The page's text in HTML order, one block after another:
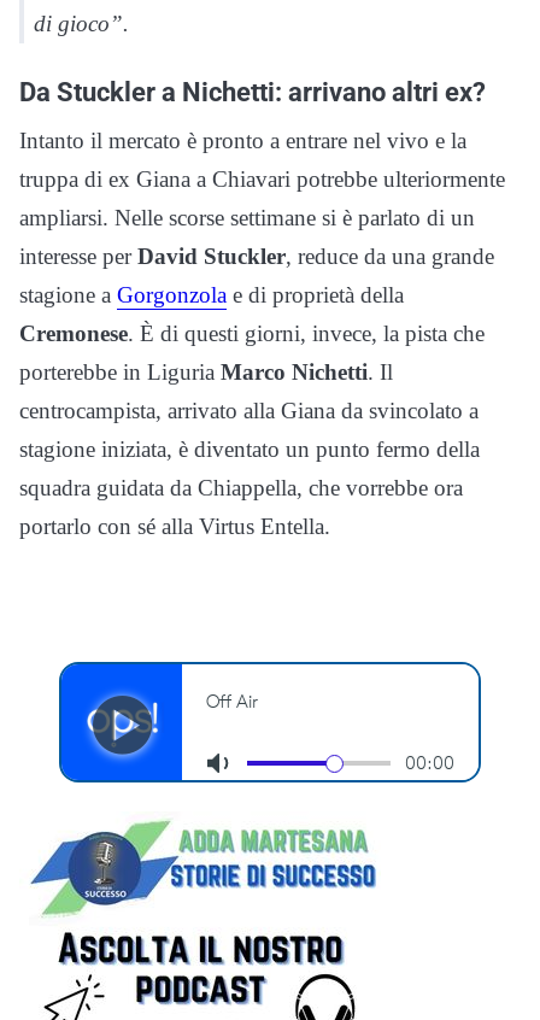
di gioco”.
Da Stuckler a Nichetti: arrivano altri ex?
Intanto il mercato è pronto a entrare nel vivo e la
truppa di ex Giana a Chiavari potrebbe ulteriormente
ampliarsi. Nelle scorse settimane si è parlato di un
interesse perDavid Stuckler, reduce da una grande
stagione a Gorgonzola e di proprietà della
Cremonese. È di questi giorni, invece, la pista che
porterebbe in Liguria Marco Nichetti. Il
centrocampista, arrivato alla Giana da svincolato a
stagione iniziata, è diventato un punto fermo della
squadra guidata da Chiappella, che vorrebbe ora
portarlo con sé alla Virtus Entella.